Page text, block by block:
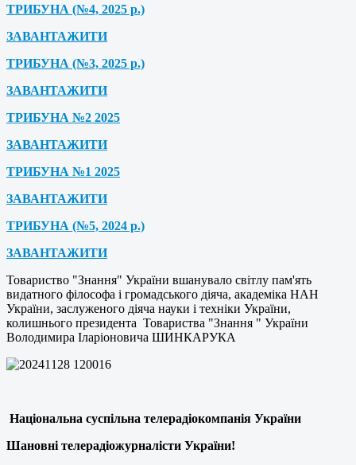
ТРИБУНА (№4, 2025 р.)
ЗАВАНТАЖИТИ
ТРИБУНА (№3, 2025 р.)
ЗАВАНТАЖИТИ
ТРИБУНА №2 2025
ЗАВАНТАЖИТИ
ТРИБУНА №1 2025
ЗАВАНТАЖИТИ
ТРИБУНА (№5, 2024 р.)
ЗАВАНТАЖИТИ
Товариство "Знання" України вшанувало світлу пам'ять
видатного філософа і громадського діяча, академіка НАН
України, заслуженого діяча науки і техніки України,
колишнього президента Товариства "Знання " України
Володимира Іларіоновича ШИНКАРУКА
Національна суспільна телерадіокомпанія України
Шановні телерадіожурналісти України!